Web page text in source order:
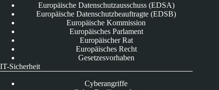
Europäische Datenschutzausschuss (EDSA)
Europäische Datenschutzbeauftragte (EDSB)
Europäische Kommission
Europäisches Parlament
Europäischer Rat
Europäisches Recht
Gesetzesvorhaben
IT-Sicherheit
Cyberangriffe